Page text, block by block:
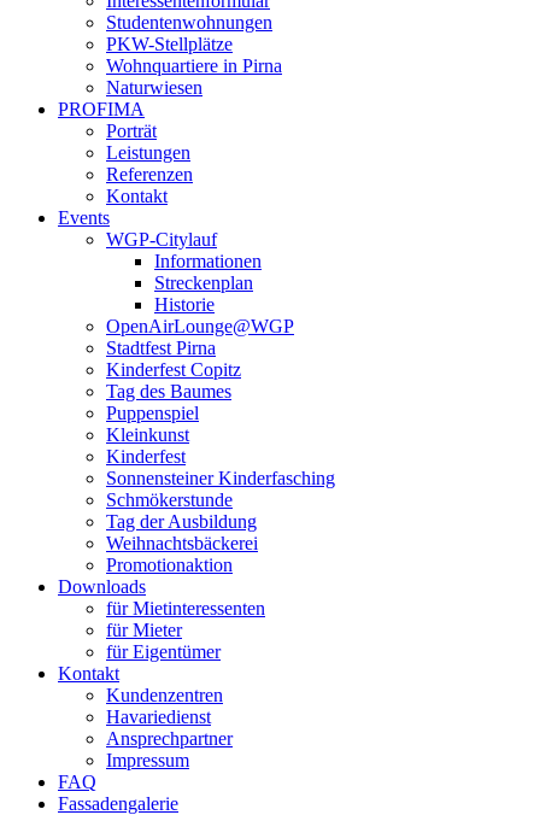
Studentenwohnungen
PKW-Stellplätze
Wohnquartiere in Pirna
Naturwiesen
PROFIMA
Porträt
Leistungen
Referenzen
Kontakt
Events
WGP-Citylauf
Informationen
Streckenplan
Historie
OpenAirLounge@WGP
Stadtfest Pirna
Kinderfest Copitz
Tag des Baumes
Puppenspiel
Kleinkunst
Kinderfest
Sonnensteiner Kinderfasching
Schmökerstunde
Tag der Ausbildung
Weihnachtsbäckerei
Promotionaktion
Downloads
für Mietinteressenten
für Mieter
für Eigentümer
Kontakt
Kundenzentren
Havariedienst
Ansprechpartner
Impressum
FAQ
Fassadengalerie